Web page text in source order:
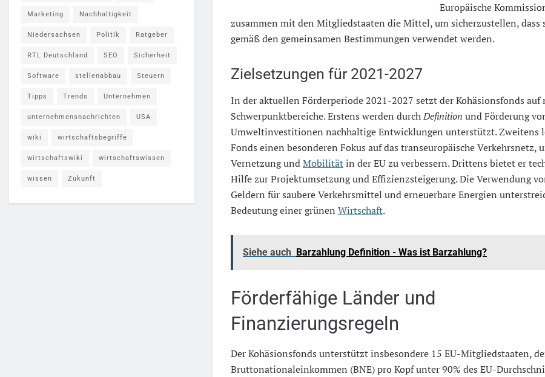
Europäische
zusammen mit den Mitgliedstaaten die Mittel, um sicherzustellen, dass
gemäß den gemeinsamen Bestimmungen verwendet werden.
Zielsetzungen für 2021-2027
In der aktuellen Förderperiode 2021-2027 setzt der Kohäsionsfonds auf
Schwerpunktbereiche. Erstens werden durchDefinition und Förderung
Umweltinvestitionen nachhaltige Entwicklungen unterstützt. Zweitens
Fonds einen besonderen Fokus auf das transeuropäische Verkehrsnetz,
Vernetzung undMobilitätin der EU zu verbessern. Drittens bietet er
Hilfe zur Projektumsetzung und Effizienzsteigerung. Die Verwendung
Geldern für saubere Verkehrsmittel und erneuerbare Energien
Bedeutung einer grünen Wirtschaft.
Siehe auch Barzahlung Definition - Was ist Barzahlung?
Förderfähige Länder und
Finanzierungsregeln
Der Kohäsionsfonds unterstützt insbesondere 15 EU-Mitgliedstaaten,
Bruttonationaleinkommen (BNE) pro Kopf unter 90% des EU-
Marketing Nachhaltigkeit
Niedersachsen Politik Ratgeber
RTL Deutschland SEO Sicherheit
Software stellenabbau Steuern
Tipps Trends Unternehmen
unternehmensnachrichten USA
wiki wirtschaftsbegriffe
wirtschaftswiki wirtschaftswissen
wissen Zukunft